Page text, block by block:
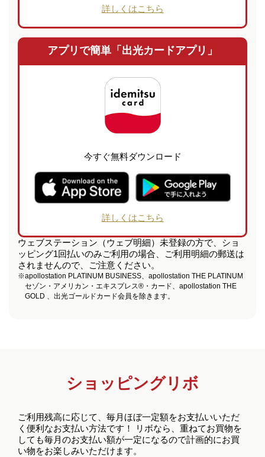
詳しくはこちら
アプリで簡単「出光カードアプリ」
今すぐ無料ダウンロード
詳しくはこちら
ウェブステーション（ウェブ明細）未登録の方で、ショ
ッピング1回払いのみご利用の場合、ご利用明細の郵送は
されませんので、ご注意ください。
※apollostation PLATINUM BUSINESS、apollostation THE PLATINUM
セゾン・アメリカン・エキスプレス®︎ ・カード、apollostation THE
GOLD 、出光ゴールドカード会員を除きます。
ショッピングリボ
ご利用残高に応じて、毎月ほぼ一定額をお支払いいただ
く便利なお支払い方法です！ リボなら、重ねてお買物を
しても毎月のお支払い額が一定になるので計画的にお買
い物をお楽しみいただけます。